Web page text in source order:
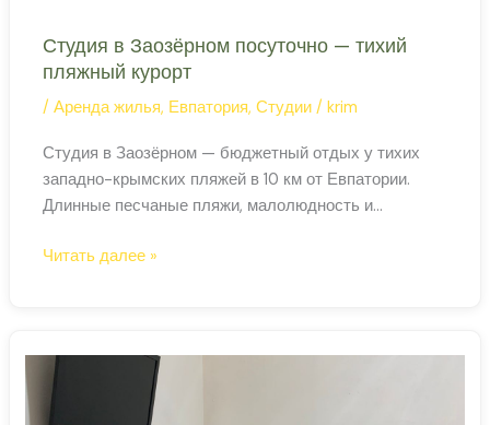
Студия в Заозёрном посуточно — тихий
пляжный курорт
/Аренда жилья, Евпатория,Студии /krim
Студия в Заозёрном — бюджетный отдых у тихих
западно-крымских пляжей в 10 км от Евпатории.
Длинные песчаные пляжи, малолюдность и
Заозёрное: пляжный посёлок без толчеи Заозёрное
песчаный
Студия
—
тихий
пляжный
Читать далее »